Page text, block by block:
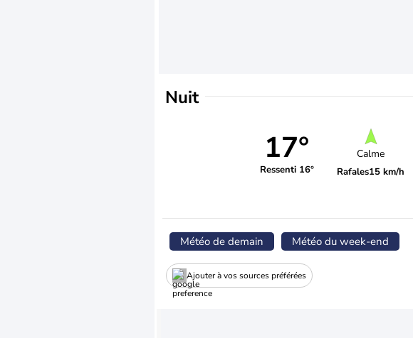
Nuit
17°
Ressenti 16°
Calme
Rafales15 km/h
Météo de demain Météo du week-end
Ajouter à vos sources préférées